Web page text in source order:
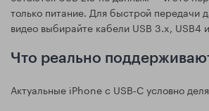
только питание. Для быстрой передачи
видео выбирайте кабели USB 3.x, USB4
Что реально
Актуальные iPhone с USB‑C условно